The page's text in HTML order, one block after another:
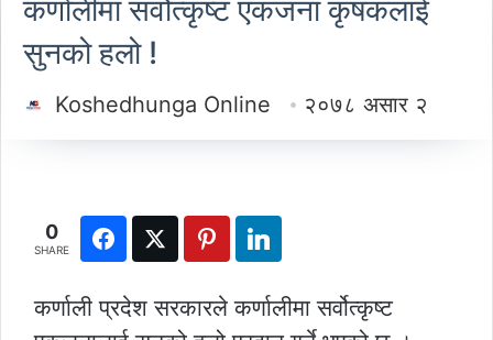
कर्णालीमा सर्वोत्कृष्ट एकजना कृषकलाई
सुनको हलो !
Koshedhunga Online २०७८ असार २
0
SHARE
कर्णाली प्रदेश सरकारले कर्णालीमा सर्वोत्कृष्ट